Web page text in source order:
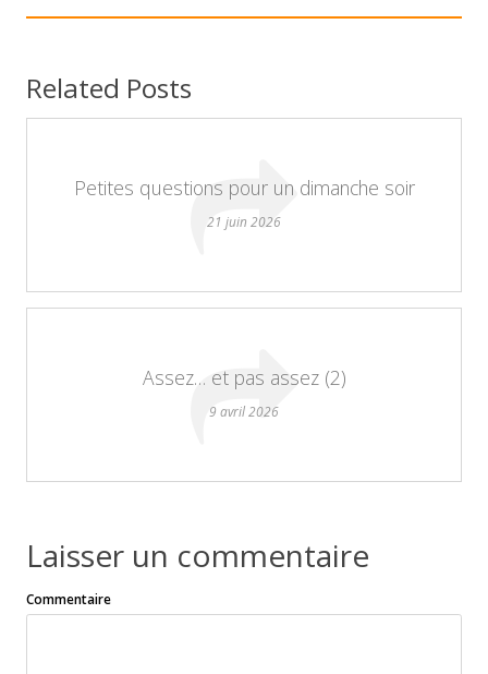
Related Posts
Petites questions pour un dimanche soir
21 juin 2026
Assez… et pas assez (2)
9 avril 2026
Laisser un commentaire
Commentaire